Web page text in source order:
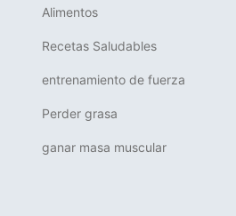
Alimentos
Recetas Saludables
entrenamiento de fuerza
Perder grasa
ganar masa muscular